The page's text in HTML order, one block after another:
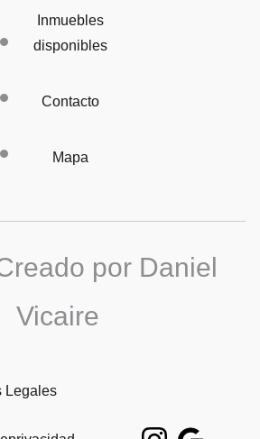
Inmuebles
disponibles
Contacto
Mapa
por Daniel
Vicaire
Legales